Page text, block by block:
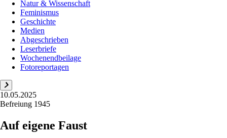
Natur & Wissenschaft
Feminismus
Geschichte
Medien
Abgeschrieben
Leserbriefe
Wochenendbeilage
Fotoreportagen
10.05.2025
Befreiung 1945
Auf eigene Faust